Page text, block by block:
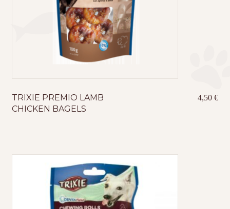
TRIXIE PREMIO LAMB
CHICKEN BAGELS
4,50€